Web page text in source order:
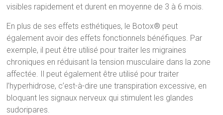
visibles rapidement et durent en moyenne de 3 à 6 mois.
En plus de ses effets esthétiques, le Botox® peut
également avoir des effets fonctionnels bénéfiques. Par
exemple, il peut être utilisé pour traiter les migraines
chroniques en réduisant la tension musculaire dans la zone
affectée. Il peut également être utilisé pour traiter
l’hyperhidrose, c’est-à-dire une transpiration excessive, en
bloquant les signaux nerveux qui stimulent les glandes
sudoripares.